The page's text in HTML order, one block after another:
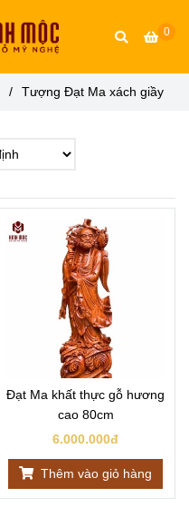
0
/ Tượng Đạt Ma xách giầy
Đạt Ma khất thực gỗ hương
cao 80cm
6.000.000đ
Thêm vào giỏ hàng